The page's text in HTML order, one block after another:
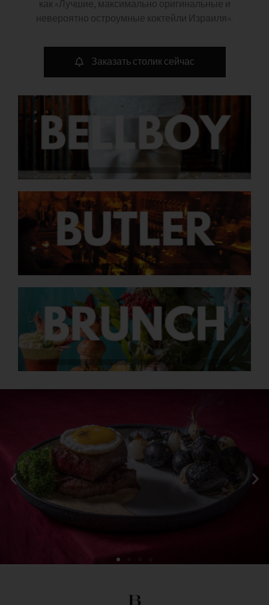
как «Лучшие, максимально оригинальные и
невероятно остроумные коктейли Израиля».
Заказать столик сейчас